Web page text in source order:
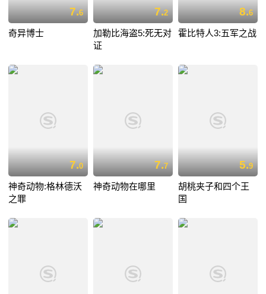
7.6
奇异博士
7.2
加勒比海盗5:死无对
证
8.6
霍比特人3:五军之战
7.0
神奇动物:格林德沃
之罪
7.7
神奇动物在哪里
5.9
胡桃夹子和四个王
国